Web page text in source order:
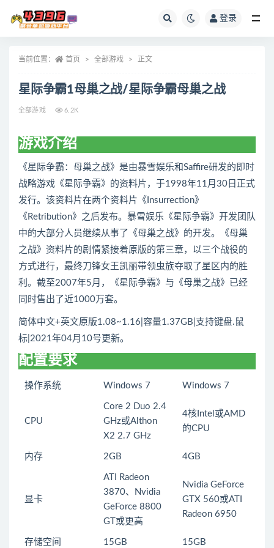
登录
当前位置： 首页 全部游戏 正文
星际争霸1母巢之战/星际争霸母巢之战
全部游戏 6.2K
游戏介绍
《星际争霸：母巢之战》是由暴雪娱乐和Saffire研发的即时
战略游戏《星际争霸》的资料片，于1998年11月30日正式
发行。该资料片在两个资料片《Insurrection》
《Retribution》之后发布。暴雪娱乐《星际争霸》开发团队
中的大部分人员继续从事了《母巢之战》的开发。《母巢
之战》资料片的剧情紧接着原版的第三章，以三个战役的
方式进行，最终刀锋女王凯丽带领虫族夺取了星区内的胜
利。截至2007年5月，《星际争霸》与《母巢之战》已经
同时售出了近1000万套。
简体中文+英文原版1.08~1.16|容量1.37GB|支持键盘.鼠
标|2021年04月10号更新。
配置要求
操作系统 Windows 7 Windows 7
CPU
Core 2 Duo 2.4
GHz或Althon
X2 2.7 GHz
4核Intel或AMD
的CPU
内存 2GB 4GB
显卡
ATI Radeon
3870、Nvidia
GeForce 8800
GT或更高
Nvidia GeForce
GTX 560或ATI
Radeon 6950
存储空间 15GB 15GB